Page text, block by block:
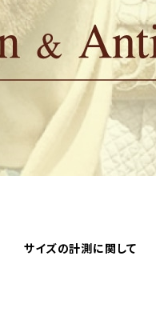
サイズの計測に関して